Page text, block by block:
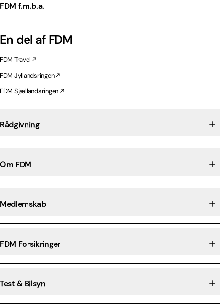
FDM f.m.b.a.
En del af FDM
FDM Travel
FDM Jyllandsringen
FDM Sjællandsringen
Rådgivning
Om FDM
Medlemskab
FDM Forsikringer
Test & Bilsyn